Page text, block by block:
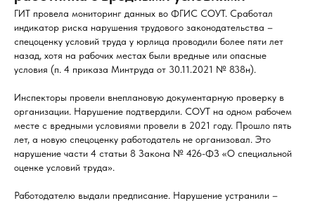
ГИТ провела мониторинг данных во ФГИС СОУТ. Сработал
индикатор риска нарушения трудового законодательства –
спецоценку условий труда у юрлица проводили более пяти лет
назад, хотя на рабочих местах были вредные или опасные
условия (п. 4 приказа Минтруда от 30.11.2021 № 838н).
Инспекторы провели внеплановую документарную проверку в
организации. Нарушение подтвердили. СОУТ на одном рабочем
месте с вредными условиями провели в 2021 году. Прошло пять
лет, а новую спецоценку работодатель не организовал. Это
нарушение части 4 статьи 8 Закона № 426-ФЗ «О специальной
оценке условий труда».
Работодателю выдали предписание. Нарушение устранили –